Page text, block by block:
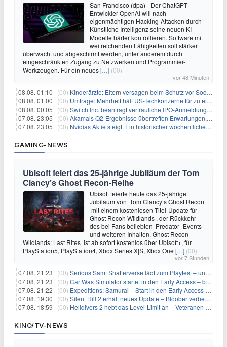
San Francisco (dpa) - Der ChatGPT-
Entwickler OpenAI will nach
eigenmächtigen Hacking-Attacken durch
Künstliche Intelligenz seine neuen KI-
Modelle härter kontrollieren. Software mit
weitreichenden Fähigkeiten soll stärker
überwacht und abgeschirmt werden, unter anderem durch
eingeschränkten Zugang zu Netzwerken und Programmier-
Werkzeugen. Für ein neues[…] (00)
vor 48 Minuten
08.08. 01:10 | (00) Kinderärzte: Eltern versagen beim Schutz vor Social Media
08.08. 01:00 | (00) Umfrage: Mehrheit hält US-Techkonzerne für zu einflussreich
08.08. 00:05 | (00) Switch Inc. beantragt vertrauliche IPO-Anmeldung im Zuge des AI-Booms
07.08. 23:05 | (00) Akamais Q2-Ergebnisse übertreffen Erwartungen, doch Aktien fallen: Ein tieferer Blick
07.08. 23:05 | (00) Nvidias Aktie steigt: Ein historischer wöchentlicher Anstieg, getrieben von Innovation und Marktnachfrage
GAMING-NEWS
Ubisoft feiert das 25-jährige Jubiläum der Tom
Clancy’s Ghost Recon-Reihe
Ubisoft feierte heute das 25-jährige
Jubiläum von Tom Clancy’s Ghost Recon
mit einem kostenlosen Titel-Update für
Ghost Recon Wildlands , der Rückkehr
des bei Fans beliebten Predator -Events
und weiteren Inhalten. Ghost Recon
Wildlands: Last Rites ist ab sofort kostenlos über Ubisoft+, für
PlayStation5, PlayStation4, Xbox Series X|S, Xbox One […] (00)
vor 7 Stunden
07.08. 21:23 | (00) Serious Sam: Shatterverse lädt zum Playtest – und erscheint schon bald!
07.08. 21:23 | (00) Car Was Simulator startet in den Early Access – bald gehts los!
07.08. 21:22 | (00) Expeditions: Samurai – Start in den Early Access ab heute im feudalen Japan
07.08. 19:30 | (00) Silent Hill 2 erhält neues Update – Bloober verbessert Grafik und Performance
07.08. 18:59 | (00) Helldivers 2 hebt das Level-Limit an – Veteranen können endlich weiter aufsteigen
KINO/TV-NEWS